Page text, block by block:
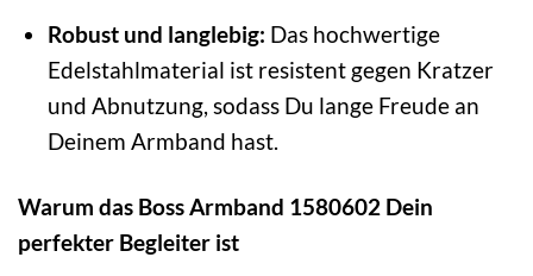
Robust und langlebig: Das hochwertige
Edelstahlmaterial ist resistent gegen Kratzer
und Abnutzung, sodass Du lange Freude an
Deinem Armband hast.
Warum das Boss Armband 1580602 Dein
perfekter Begleiter ist